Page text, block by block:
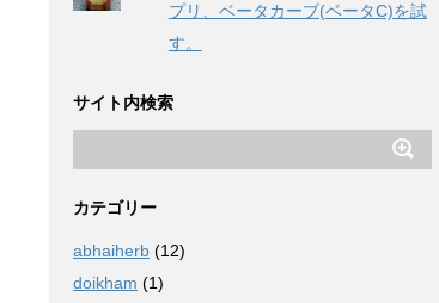
プリ、ベータカーブ(ベータC)を試
す。
サイト内検索
カテゴリー
abhaiherb (12)
doikham (1)